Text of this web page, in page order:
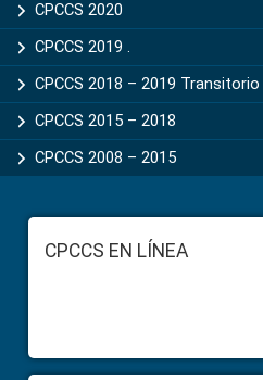
CPCCS 2020
CPCCS 2019 .
CPCCS 2018 – 2019 Transitorio
CPCCS 2015 – 2018
CPCCS 2008 – 2015
FooterCPCCS EN LÍNEA